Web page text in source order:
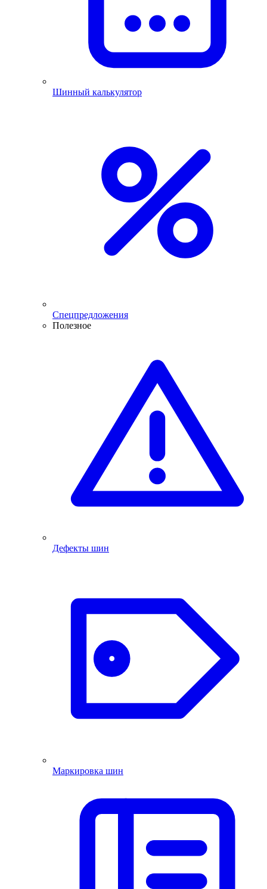
Шинный калькулятор
Спецпредложения
Полезное
Дефекты шин
Маркировка шин